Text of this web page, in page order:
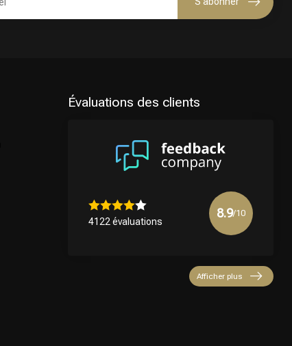
Évaluations des clients
4122 évaluations
8.9/10
Afficher plus